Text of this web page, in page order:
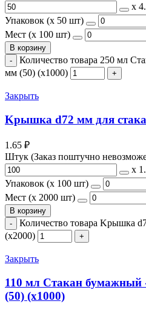
х
Упаковок (x 50 шт)
Мест (x 100 шт)
В корзину
Количество товара 250 мл
мм (50) (х1000)
Закрыть
Kрышка d72 мм для
1.65 ₽
Штук (Заказ поштучно
х
Упаковок (x 100 шт)
Мест (x 2000 шт)
В корзину
Количество товара Kрышка
(х2000)
Закрыть
110 мл Стакан
(50) (х1000)